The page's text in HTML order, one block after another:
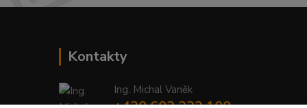
Kontakty
Ing. Michal Vaněk